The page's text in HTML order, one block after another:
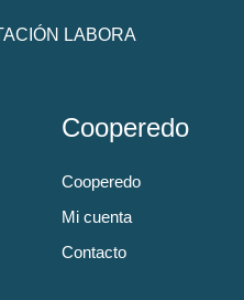
LABORA
Cooperedo
Cooperedo
Mi cuenta
Contacto